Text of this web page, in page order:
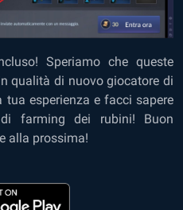
Speriamo che queste
qualità di nuovo giocatore di
esperienza e facci sapere
farming dei rubini! Buon
alla prossima!